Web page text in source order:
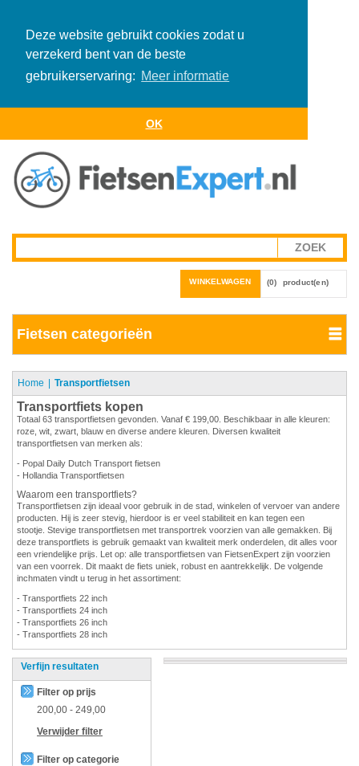
Deze website gebruikt cookies zodat u
verzekerd bent van de beste
gebruikerservaring: Meer informatie
OK
WINKELWAGEN (0) product(en)
Fietsen categorieën
Home Transportfietsen
Transportfiets kopen
Totaal 63 transportfietsen gevonden. Vanaf € 199,00. Beschikbaar in alle kleuren:
roze, wit, zwart, blauw en diverse andere kleuren. Diversen kwaliteit
transportfietsen van merken als:
- Popal Daily Dutch Transport fietsen
- Hollandia Transportfietsen
Waarom een transportfiets?
Transportfietsen zijn ideaal voor gebruik in de stad, winkelen of vervoer van andere
producten. Hij is zeer stevig, hierdoor is er veel stabiliteit en kan tegen een
stootje. Stevige transportfietsen met transportrek voorzien van alle gemakken. Bij
deze transportfiets is gebruik gemaakt van kwaliteit merk onderdelen, dit alles voor
een vriendelijke prijs. Let op: alle transportfietsen van FietsenExpert zijn voorzien
van een voorrek. Dit maakt de fiets uniek, robust en aantrekkelijk. De volgende
inchmaten vindt u terug in het assortiment:
- Transportfiets 22 inch
- Transportfiets 24 inch
- Transportfiets 26 inch
- Transportfiets 28 inch
Verfijn resultaten
Filter op prijs
200,00 - 249,00
Verwijder filter
Filter op categorie